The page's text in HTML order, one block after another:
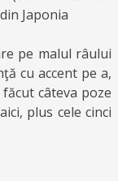
Japonia
pe malul râului
cu accent pe a,
câteva poze
plus cele cinci